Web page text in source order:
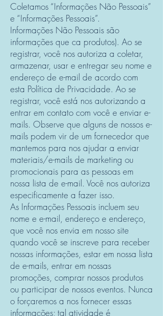
Coletamos “Informações Não Pessoais”
e “Informações Pessoais”.
Informações Não Pessoais são
informações que ca produtos). Ao se
registrar, você nos autoriza a coletar,
armazenar, usar e entregar seu nome e
endereço de e-mail de acordo com
esta Política de Privacidade. Ao se
registrar, você está nos autorizando a
entrar em contato com você e enviar e-
mails. Observe que alguns de nossos e-
mails podem vir de um fornecedor que
mantemos para nos ajudar a enviar
materiais/e-mails de marketing ou
promocionais para as pessoas em
nossa lista de e-mail. Você nos autoriza
especificamente a fazer isso.
As Informações Pessoais incluem seu
nome e e-mail, endereço e endereço,
que você nos envia em nosso site
quando você se inscreve para receber
nossas informações, estar em nossa lista
de e-mails, entrar em nossas
promoções, comprar nossos produtos
ou participar de nossos eventos. Nunca
o forçaremos a nos fornecer essas
informações; tal atividade é